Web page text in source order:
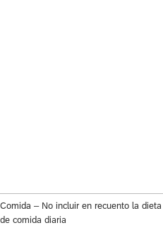
Comida – No incluir en recuento la dieta
de comida diaria